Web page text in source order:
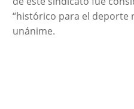
“histórico para el deporte
unánime.